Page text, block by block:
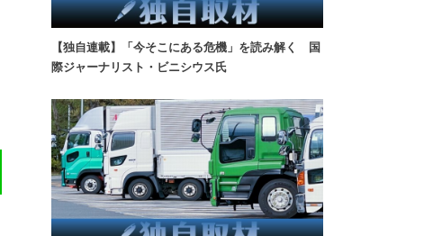
【独自連載】「今そこにある危機」を読み解く 国
際ジャーナリスト・ビニシウス氏